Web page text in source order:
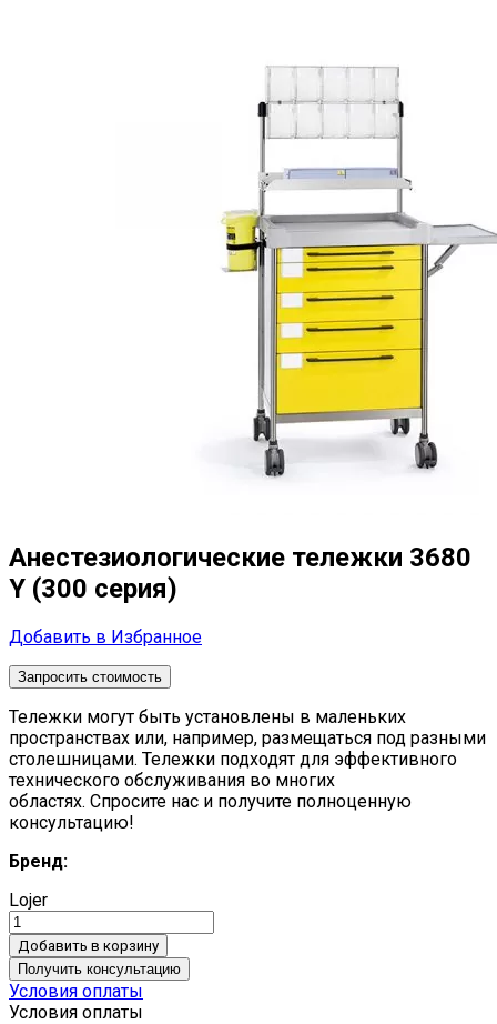
Анестезиологические тележки 3680
Y (300 серия)
Добавить в Избранное
Запросить стоимость
Тележки могут быть установлены в маленьких
пространствах или, например, размещаться под разными
столешницами. Тележки подходят для эффективного
технического обслуживания во многих
областях. Спросите нас и получите полноценную
консультацию!
Бренд:
Lojer
Добавить в корзину
Получить консультацию
Условия оплаты
Условия оплаты